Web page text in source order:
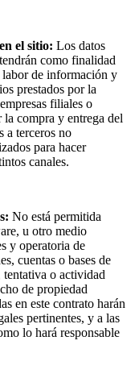
el sitio: Los datos
como finalidad
labor de información y
prestados por la
filiales o
la compra y entrega del
a terceros no
para hacer
canales.
No está permitida
u otro medio
y operatoria de
cuentas o bases de
o actividad
de propiedad
en este contrato harán
pertinentes, y a las
lo hará responsable